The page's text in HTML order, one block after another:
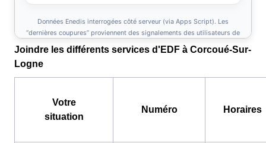
Joindre les différents services d'EDF à Corcoué-Sur-
Logne
Votre
situation
Numéro Horaires